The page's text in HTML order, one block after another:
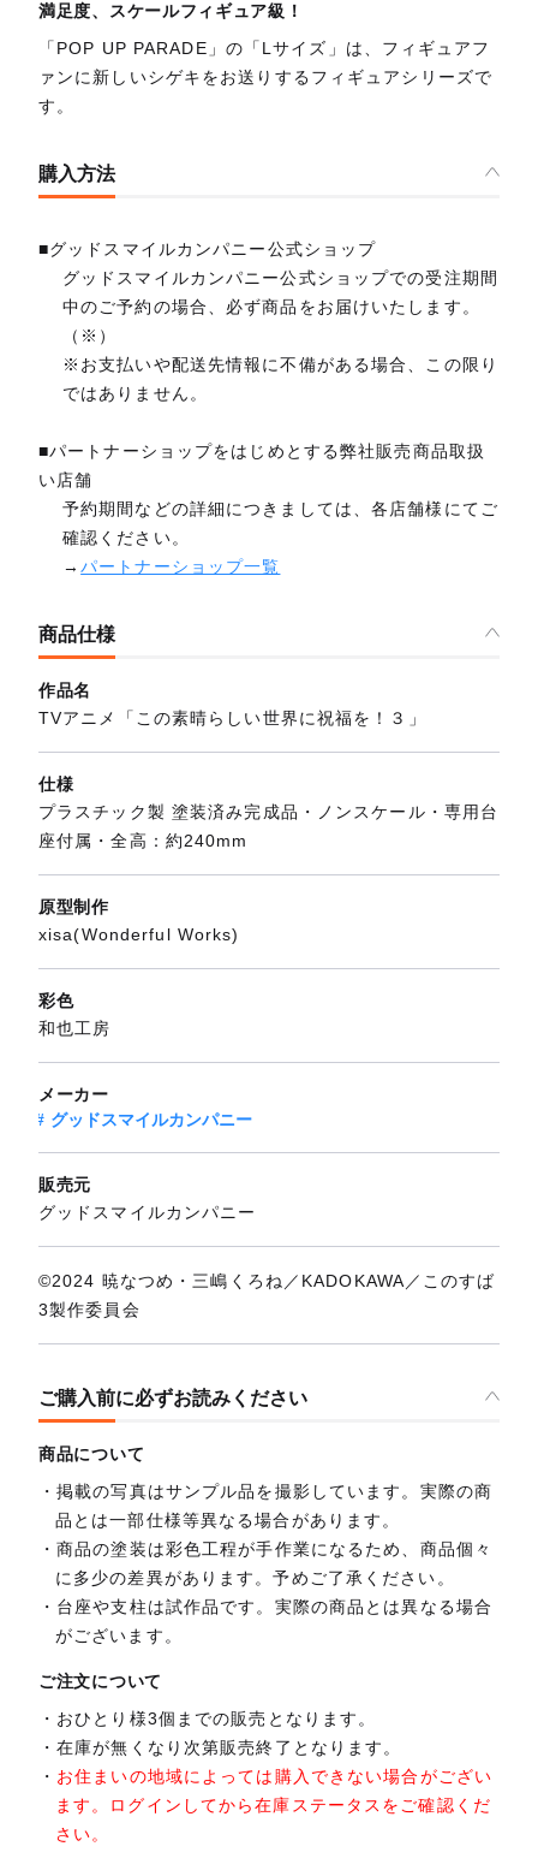
満足度、スケールフィギュア級！
「POP UP PARADE」の「Lサイズ」は、フィギュアフ
ァンに新しいシゲキをお送りするフィギュアシリーズで
す。
購入方法
■グッドスマイルカンパニー公式ショップ
グッドスマイルカンパニー公式ショップでの受注期間
中のご予約の場合、必ず商品をお届けいたします。
（※）
※お支払いや配送先情報に不備がある場合、この限り
ではありません。
■パートナーショップをはじめとする弊社販売商品取扱
い店舗
予約期間などの詳細につきましては、各店舗様にてご
確認ください。
→パートナーショップ一覧
商品仕様
作品名
TVアニメ「この素晴らしい世界に祝福を！３」
仕様
プラスチック製 塗装済み完成品・ノンスケール・専用台
座付属・全高：約240mm
原型制作
xisa(Wonderful Works)
彩色
和也工房
メーカー
グッドスマイルカンパニー
販売元
グッドスマイルカンパニー
©2024 暁なつめ・三嶋くろね／KADOKAWA／このすば
3製作委員会
ご購入前に必ずお読みください
商品について
掲載の写真はサンプル品を撮影しています。実際の商
品とは一部仕様等異なる場合があります。
商品の塗装は彩色工程が手作業になるため、商品個々
に多少の差異があります。予めご了承ください。
台座や支柱は試作品です。実際の商品とは異なる場合
がございます。
ご注文について
おひとり様3個までの販売となります。
在庫が無くなり次第販売終了となります。
お住まいの地域によっては購入できない場合がござい
ます。ログインしてから在庫ステータスをご確認くだ
さい。